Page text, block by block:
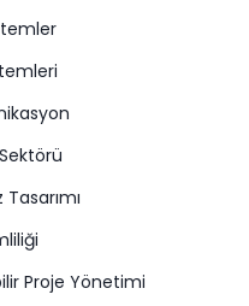
Tasarımı
Proje Yönetimi